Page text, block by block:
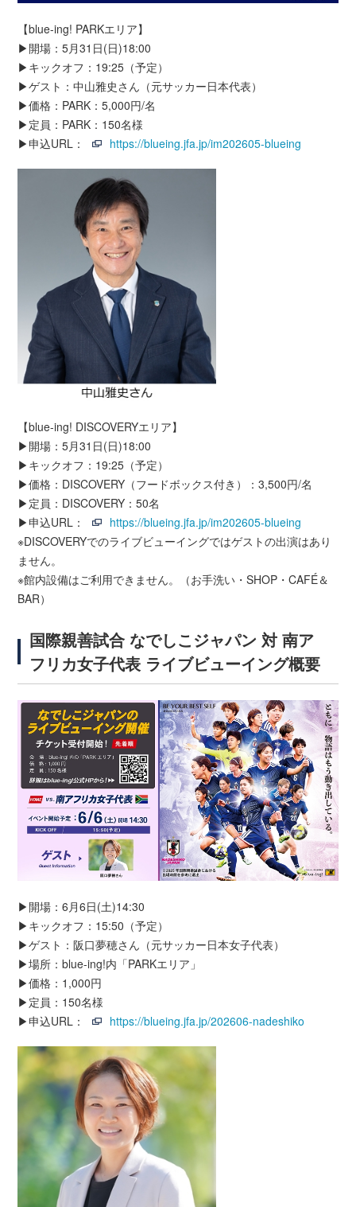
【blue-ing! PARKエリア】
▶開場：5月31日(日)18:00
▶キックオフ：19:25（予定）
▶ゲスト：中山雅史さん（元サッカー日本代表）
▶価格：PARK：5,000円/名
▶定員：PARK：150名様
▶申込URL：
https://blueing.jfa.jp/im202605-blueing
【blue-ing! DISCOVERYエリア】
▶開場：5月31日(日)18:00
▶キックオフ：19:25（予定）
▶価格：DISCOVERY（フードボックス付き）：3,500円/名
▶定員：DISCOVERY：50名
▶申込URL：
https://blueing.jfa.jp/im202605-blueing
※DISCOVERYでのライブビューイングではゲストの出演はあり
ません。
※館内設備はご利用できません。（お手洗い・SHOP・CAFÉ＆
BAR）
国際親善試合 なでしこジャパン 対 南ア
フリカ女子代表 ライブビューイング概要
▶開場：6月6日(土)14:30
▶キックオフ：15:50（予定）
▶ゲスト：阪口夢穂さん（元サッカー日本女子代表）
▶場所：blue-ing!内「PARKエリア」
▶価格：1,000円
▶定員：150名様
▶申込URL：
https://blueing.jfa.jp/202606-nadeshiko